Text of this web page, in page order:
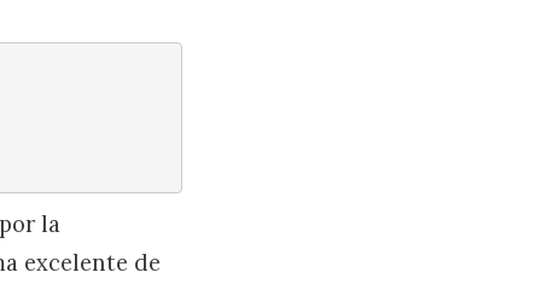
la
excelente de